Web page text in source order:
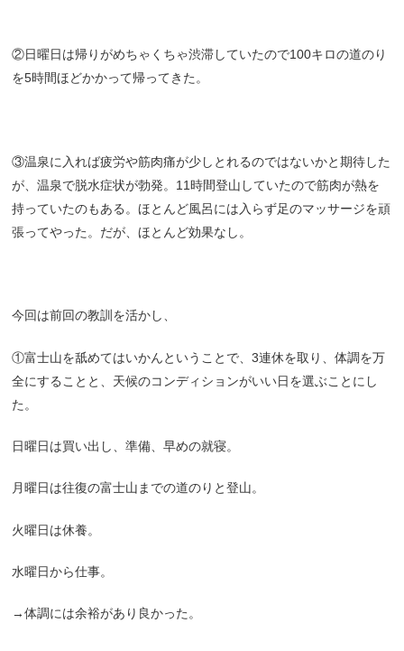
②日曜日は帰りがめちゃくちゃ渋滞していたので100キロの道のり
を5時間ほどかかって帰ってきた。
③温泉に入れば疲労や筋肉痛が少しとれるのではないかと期待した
が、温泉で脱水症状が勃発。11時間登山していたので筋肉が熱を
持っていたのもある。ほとんど風呂には入らず足のマッサージを頑
張ってやった。だが、ほとんど効果なし。
今回は前回の教訓を活かし、
①富士山を舐めてはいかんということで、3連休を取り、体調を万
全にすることと、天候のコンディションがいい日を選ぶことにし
た。
日曜日は買い出し、準備、早めの就寝。
月曜日は往復の富士山までの道のりと登山。
火曜日は休養。
水曜日から仕事。
→体調には余裕があり良かった。